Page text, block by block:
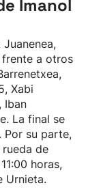
Imanol
a otros
Xabi
Iban
La final se
Por su parte,
de
horas,
Urnieta.